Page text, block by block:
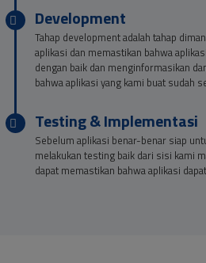
Development
Tahap development adalah tahap
aplikasi dan memastikan bahwa
dengan baik dan menginformasikan
bahwa aplikasi yang kami buat sudah
Testing & Implementasi
Sebelum aplikasi benar-benar siap
melakukan testing baik dari sisi kami
dapat memastikan bahwa aplikasi